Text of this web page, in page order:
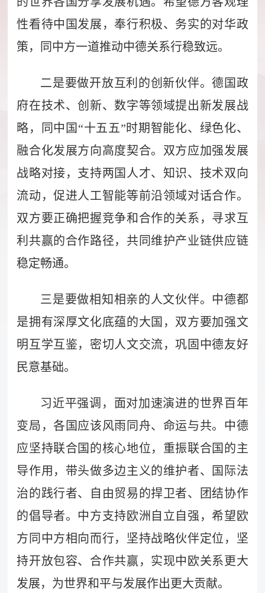
性看待中国发展，奉行积极、务实的对华政
策，同中方一道推动中德关系行稳致远。
二是要做开放互利的创新伙伴。德国政
府在技术、创新、数字等领域提出新发展战
略，同中国“十五五”时期智能化、绿色化、
融合化发展方向高度契合。双方应加强发展
战略对接，支持两国人才、知识、技术双向
流动，促进人工智能等前沿领域对话合作。
双方要正确把握竞争和合作的关系，寻求互
利共赢的合作路径，共同维护产业链供应链
稳定畅通。
三是要做相知相亲的人文伙伴。中德都
是拥有深厚文化底蕴的大国，双方要加强文
明互学互鉴，密切人文交流，巩固中德友好
民意基础。
习近平强调，面对加速演进的世界百年
变局，各国应该风雨同舟、命运与共。中德
应坚持联合国的核心地位，重振联合国的主
导作用，带头做多边主义的维护者、国际法
治的践行者、自由贸易的捍卫者、团结协作
的倡导者。中方支持欧洲自立自强，希望欧
方同中方相向而行，坚持战略伙伴定位，坚
持开放包容、合作共赢，实现中欧关系更大
发展，为世界和平与发展作出更大贡献。